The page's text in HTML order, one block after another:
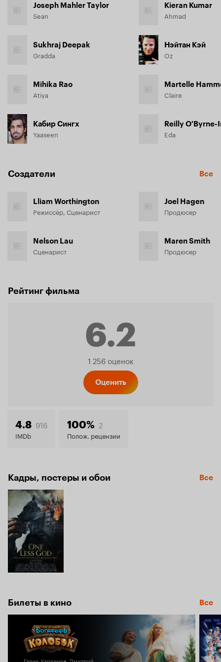
Joseph Mahler Taylor
Sean
Sukhraj Deepak
Gradda
Mihika Rao
Atiya
Кабир Сингх
Yaaseen
Kieran Kumar
Ahmad
Нэйтан Кэй
Oz
Martelle
Claire
Reilly O'Byrne-
Eda
Создатели Все
Lliam Worthington
Режиссёр, Сценарист
Nelson Lau
Сценарист
Joel Hagen
Продюсер
Maren Smith
Продюсер
Рейтинг фильма
6.2
Рейтинг
6.2
1 256 оценок
Оценить
4.8 916
IMDb
100% 2
Полож. рецензии
Кадры, постеры и обои Все
Билеты в кино Все